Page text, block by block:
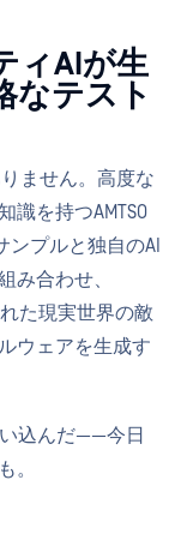
ィAIが生
なテスト
ません。高度な
識を持つAMTSO
ンプルと独自のAI
み合わせ、
た現実世界の敵
ウェアを生成す
込んだ——今日
。